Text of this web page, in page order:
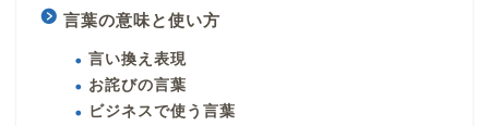
言葉の意味と使い方
言い換え表現
お詫びの言葉
ビジネスで使う言葉